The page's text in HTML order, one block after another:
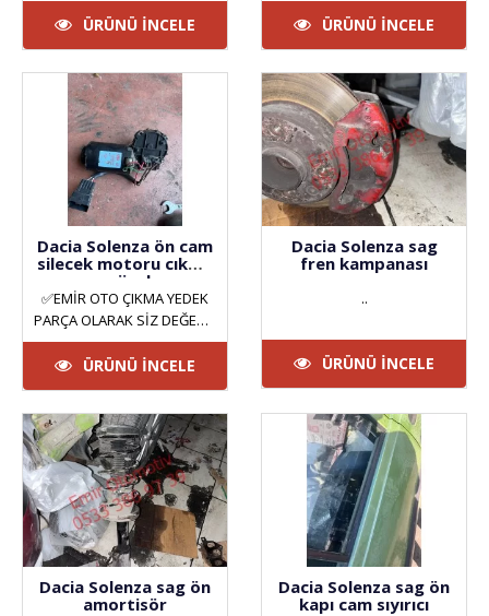
ÜRÜNÜ İNCELE ÜRÜNÜ İNCELE
Dacia Solenza ön cam
silecek motoru cıkma
orjinal
✅EMİR OTO ÇIKMA YEDEK
PARÇA OLARAK SİZ DEĞERLİ
MÜŞTERİLERİMİZE HİZMET
VERMEKTEYİZ. ANKARA
YILDIZ SAN..
ÜRÜNÜ İNCELE
Dacia Solenza sag
fren kampanası
..
ÜRÜNÜ İNCELE
Dacia Solenza sag ön
amortisör
Dacia Solenza sag ön
kapı cam sıyırıcı